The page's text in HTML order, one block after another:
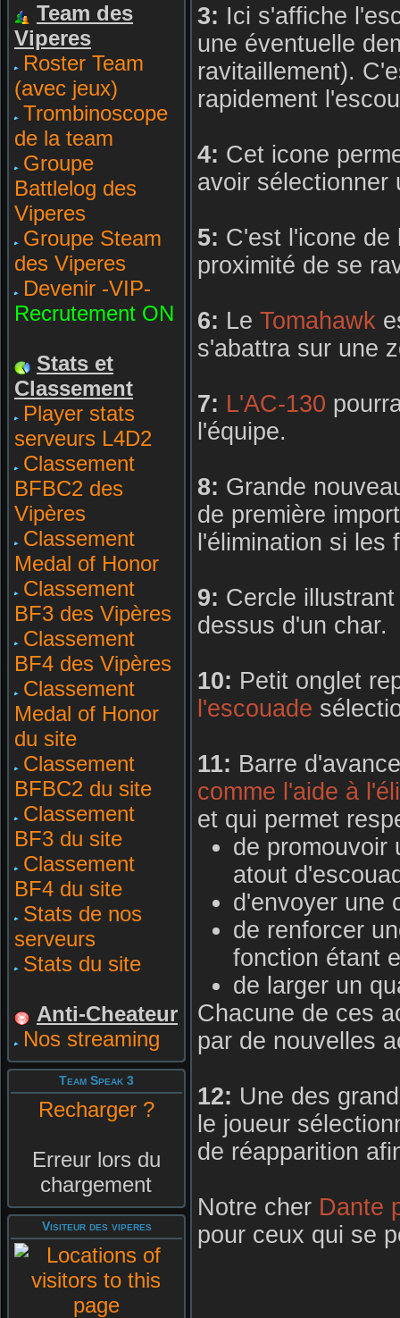
Team des
Viperes
Roster Team
(avec jeux)
Trombinoscope
de la team
Groupe
Battlelog des
Viperes
Groupe Steam
des Viperes
Devenir -VIP-
Recrutement ON
Stats et
Classement
Player stats
serveurs L4D2
Classement
BFBC2 des
Vipères
Classement
Medal of Honor
Classement
BF3 des Vipères
Classement
BF4 des Vipères
Classement
Medal of Honor
du site
Classement
BFBC2 du site
Classement
BF3 du site
Classement
BF4 du site
Stats de nos
serveurs
Stats du site
Anti-Cheateur
Nos streaming
Team Speak 3
Recharger ?
Erreur lors du
chargement
Visiteur des viperes
3: Ici s'affiche
une éventuelle
ravitaillement).
rapidement
4: Cet icone
avoir sélectionner
5: C'est l'icone
proximité de se
6: Le Tomahawk
s'abattra sur une
7: L'AC-130
l'équipe.
8: Grande
de première
l'élimination si
9: Cercle
dessus d'un char.
10: Petit onglet
l'escouade
11: Barre
comme l'aide à
et qui permet
de promouvoir
atout
d'envoyer une
de renforcer
fonction étant
de larger un
Chacune de ces
par de nouvelles
12: Une des
le joueur
de réapparition
Notre cher Dante
pour ceux qui se